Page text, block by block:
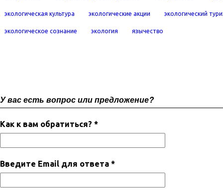
экологическая культура экологические акции экологический
экологическое сознание экология язычество
У вас есть вопрос или предложение?
Как к вам обратиться? *
Введите Email для ответа *